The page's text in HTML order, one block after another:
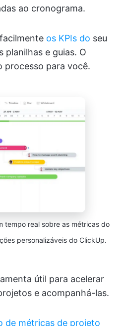
ao cronograma.
os KPIs do seu
planilhas e guias. O
processo para você.
tempo real sobre as métricas do
personalizáveis do ClickUp.
útil para acelerar
e acompanhá-las.
de métricas de projeto